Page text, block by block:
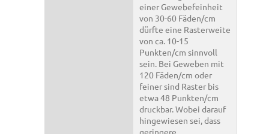
einer Gewebefeinheit
von 30-60 Fäden/cm
dürfte eine Rasterweite
von ca. 10-15
Punkten/cm sinnvoll
sein. Bei Geweben mit
120 Fäden/cm oder
feiner sind Raster bis
etwa 48 Punkten/cm
druckbar. Wobei darauf
hingewiesen sei, dass
geringere